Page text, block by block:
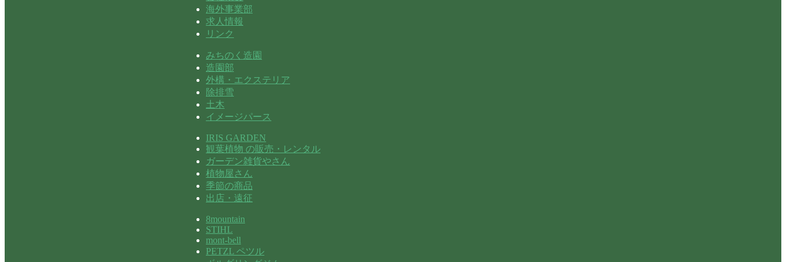
海外事業部
求人情報
リンク
みちのく造園
造園部
外構・エクステリア
除排雪
土木
イメージパース
IRIS GARDEN
観葉植物 の販売・レンタル
ガーデン雑貨やさん
植物屋さん
季節の商品
出店・遠征
8mountain
STIHL
mont-bell
PETZL ペツル